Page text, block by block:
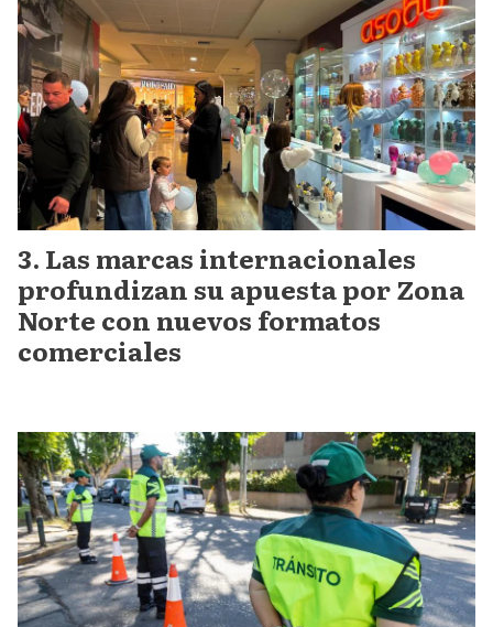
Las marcas internacionales
profundizan su apuesta por Zona
Norte con nuevos formatos
comerciales